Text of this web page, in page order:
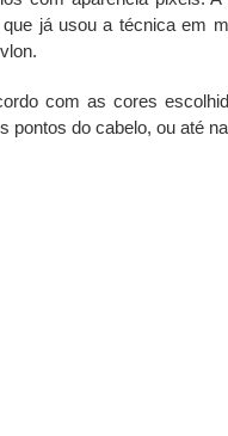
já usou a técnica em
com as cores
pontos do cabelo, ou até